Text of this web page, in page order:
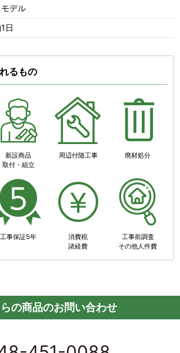
モデル
日
るもの
新設商品
取付・組立
周辺付随工事 廃材処分
工事保証5年
消費税
諸経費
工事前調査
その他人件費
の商品のお問い合わせ